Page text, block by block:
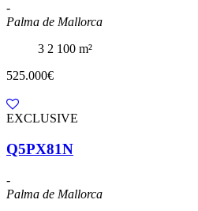
-
Palma de Mallorca
3 2 100 m²
525.000€
EXCLUSIVE
Q5PX81N
-
Palma de Mallorca